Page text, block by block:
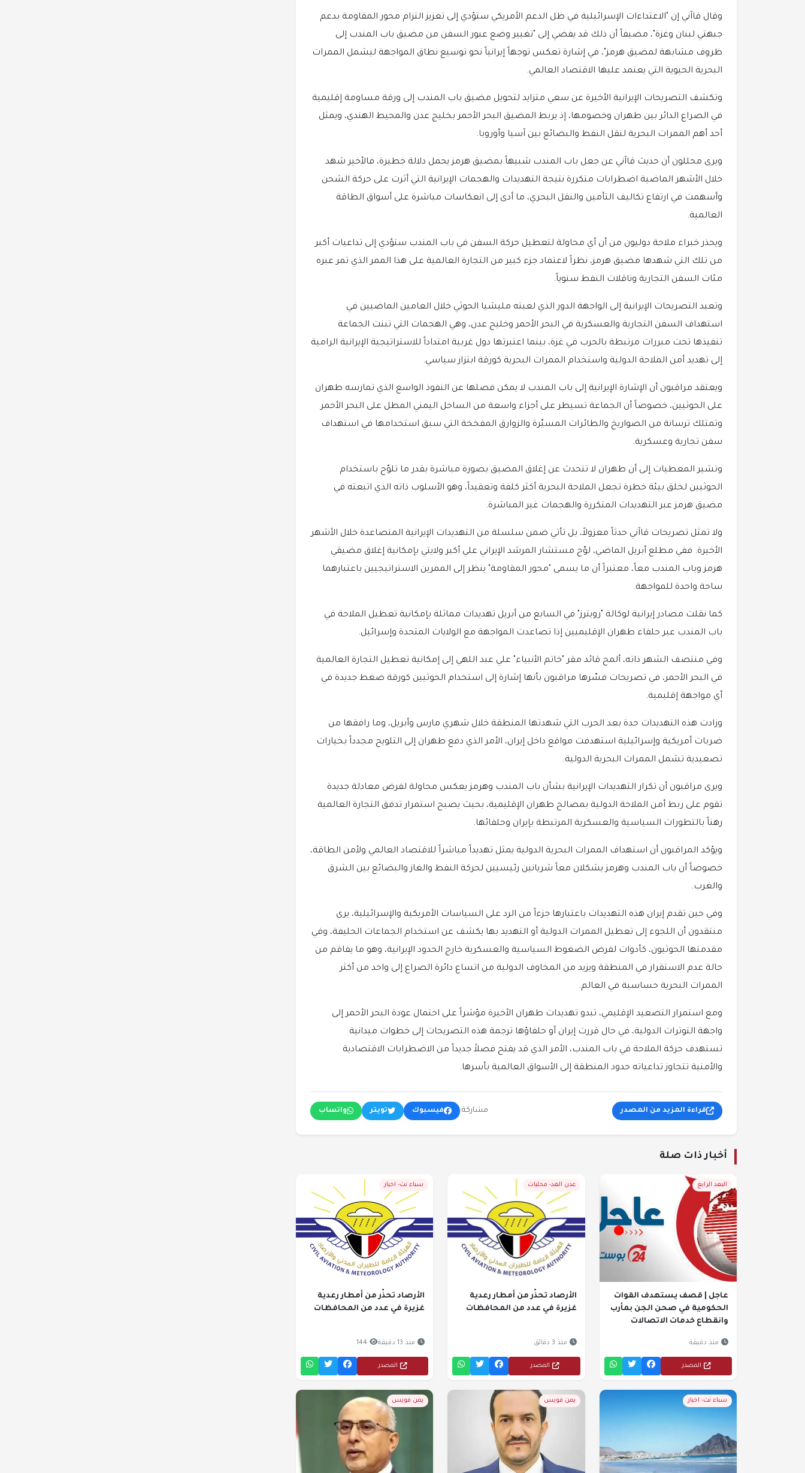
وقال قاآني إن "الاعتداءات الإسرائيلية في ظل الدعم الأمريكي ستؤدي إلى تعزيز التزام محور المقاومة بدعم
جبهتي لبنان وغزة"، مضيفاً أن ذلك قد يفضي إلى "تغيير وضع عبور السفن من مضيق باب المندب إلى
ظروف مشابهة لمضيق هرمز"، في إشارة تعكس توجهاً إيرانياً نحو توسيع نطاق المواجهة ليشمل الممرات
البحرية الحيوية التي يعتمد عليها الاقتصاد العالمي.
وتكشف التصريحات الإيرانية الأخيرة عن سعي متزايد لتحويل مضيق باب المندب إلى ورقة مساومة إقليمية
في الصراع الدائر بين طهران وخصومها، إذ يربط المضيق البحر الأحمر بخليج عدن والمحيط الهندي، ويمثل
أحد أهم الممرات البحرية لنقل النفط والبضائع بين آسيا وأوروبا.
ويرى محللون أن حديث قاآني عن جعل باب المندب شبيهاً بمضيق هرمز يحمل دلالة خطيرة، فالأخير شهد
خلال الأشهر الماضية اضطرابات متكررة نتيجة التهديدات والهجمات الإيرانية التي أثرت على حركة الشحن
وأسهمت في ارتفاع تكاليف التأمين والنقل البحري، ما أدى إلى انعكاسات مباشرة على أسواق الطاقة
العالمية.
ويحذر خبراء ملاحة دوليون من أن أي محاولة لتعطيل حركة السفن في باب المندب ستؤدي إلى تداعيات أكبر
من تلك التي شهدها مضيق هرمز، نظراً لاعتماد جزء كبير من التجارة العالمية على هذا الممر الذي تمر عبره
مئات السفن التجارية وناقلات النفط سنوياً.
وتعيد التصريحات الإيرانية إلى الواجهة الدور الذي لعبته مليشيا الحوثي خلال العامين الماضيين في
استهداف السفن التجارية والعسكرية في البحر الأحمر وخليج عدن، وهي الهجمات التي تبنت الجماعة
تنفيذها تحت مبررات مرتبطة بالحرب في غزة، بينما اعتبرتها دول غربية امتداداً للاستراتيجية الإيرانية الرامية
إلى تهديد أمن الملاحة الدولية واستخدام الممرات البحرية كورقة ابتزاز سياسي.
ويعتقد مراقبون أن الإشارة الإيرانية إلى باب المندب لا يمكن فصلها عن النفوذ الواسع الذي تمارسه طهران
على الحوثيين، خصوصاً أن الجماعة تسيطر على أجزاء واسعة من الساحل اليمني المطل على البحر الأحمر
وتمتلك ترسانة من الصواريخ والطائرات المسيّرة والزوارق المفخخة التي سبق استخدامها في استهداف
سفن تجارية وعسكرية.
وتشير المعطيات إلى أن طهران لا تتحدث عن إغلاق المضيق بصورة مباشرة بقدر ما تلوّح باستخدام
الحوثيين لخلق بيئة خطرة تجعل الملاحة البحرية أكثر كلفة وتعقيداً، وهو الأسلوب ذاته الذي اتبعته في
مضيق هرمز عبر التهديدات المتكررة والهجمات غير المباشرة.
ولا تمثل تصريحات قاآني حدثاً معزولاً، بل تأتي ضمن سلسلة من التهديدات الإيرانية المتصاعدة خلال الأشهر
الأخيرة. ففي مطلع أبريل الماضي، لوّح مستشار المرشد الإيراني علي أكبر ولايتي بإمكانية إغلاق مضيقي
هرمز وباب المندب معاً، معتبراً أن ما يسمى "محور المقاومة" ينظر إلى الممرين الاستراتيجيين باعتبارهما
ساحة واحدة للمواجهة.
كما نقلت مصادر إيرانية لوكالة "رويترز" في السابع من أبريل تهديدات مماثلة بإمكانية تعطيل الملاحة في
باب المندب عبر حلفاء طهران الإقليميين إذا تصاعدت المواجهة مع الولايات المتحدة وإسرائيل.
وفي منتصف الشهر ذاته، ألمح قائد مقر "خاتم الأنبياء" علي عبد اللهي إلى إمكانية تعطيل التجارة العالمية
في البحر الأحمر، في تصريحات فسّرها مراقبون بأنها إشارة إلى استخدام الحوثيين كورقة ضغط جديدة في
أي مواجهة إقليمية.
وزادت هذه التهديدات حدة بعد الحرب التي شهدتها المنطقة خلال شهري مارس وأبريل، وما رافقها من
ضربات أمريكية وإسرائيلية استهدفت مواقع داخل إيران، الأمر الذي دفع طهران إلى التلويح مجدداً بخيارات
تصعيدية تشمل الممرات البحرية الدولية.
ويرى مراقبون أن تكرار التهديدات الإيرانية بشأن باب المندب وهرمز يعكس محاولة لفرض معادلة جديدة
تقوم على ربط أمن الملاحة الدولية بمصالح طهران الإقليمية، بحيث يصبح استمرار تدفق التجارة العالمية
رهناً بالتطورات السياسية والعسكرية المرتبطة بإيران وحلفائها.
ويؤكد المراقبون أن استهداف الممرات البحرية الدولية يمثل تهديداً مباشراً للاقتصاد العالمي ولأمن الطاقة،
خصوصاً أن باب المندب وهرمز يشكلان معاً شريانين رئيسيين لحركة النفط والغاز والبضائع بين الشرق
والغرب.
وفي حين تقدم إيران هذه التهديدات باعتبارها جزءاً من الرد على السياسات الأمريكية والإسرائيلية، يرى
منتقدون أن اللجوء إلى تعطيل الممرات الدولية أو التهديد بها يكشف عن استخدام الجماعات الحليفة، وفي
مقدمتها الحوثيون، كأدوات لفرض الضغوط السياسية والعسكرية خارج الحدود الإيرانية، وهو ما يفاقم من
حالة عدم الاستقرار في المنطقة ويزيد من المخاوف الدولية من اتساع دائرة الصراع إلى واحد من أكثر
الممرات البحرية حساسية في العالم.
ومع استمرار التصعيد الإقليمي، تبدو تهديدات طهران الأخيرة مؤشراً على احتمال عودة البحر الأحمر إلى
واجهة التوترات الدولية، في حال قررت إيران أو حلفاؤها ترجمة هذه التصريحات إلى خطوات ميدانية
تستهدف حركة الملاحة في باب المندب، الأمر الذي قد يفتح فصلاً جديداً من الاضطرابات الاقتصادية
والأمنية تتجاوز تداعياته حدود المنطقة إلى الأسواق العالمية بأسرها.
قراءة المزيد من المصدر مشاركة: فيسبوك تويتر واتساب
أخبار ذات صلة
البعد الرابع
عاجل | قصف يستهدف القوات
الحكومية في صحن الجن بمأرب
وانقطاع خدمات الاتصالات
منذ دقيقة
المصدر
عدن الغد- محليات
الأرصاد تحذّر من أمطار رعدية
غزيرة في عدد من المحافظات
منذ 3 دقائق
المصدر
سباء نت- اخبار
الأرصاد تحذّر من أمطار رعدية
غزيرة في عدد من المحافظات
منذ 13 دقيقة 144
المصدر
سباء نت- اخبار يمن فويس يمن فويس